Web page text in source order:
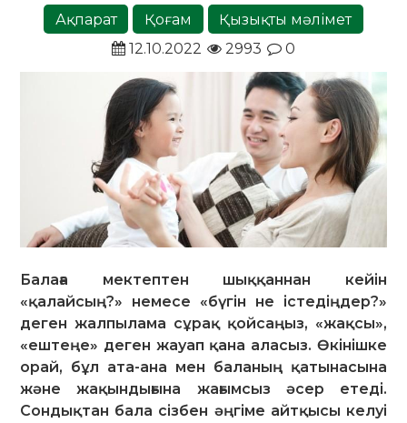
Ақпарат Қоғам
Қызықты мәлімет
12.10.2022
2993 0
Балаға мектептен шыққаннан кейін
«қалайсың?» немесе «бүгін не істедіңдер?»
деген жалпылама сұрақ қойсаңыз, «жақсы»,
«ештеңе» деген жауап қана аласыз. Өкінішке
орай, бұл ата-ана мен баланың қатынасына
және жақындығына жағымсыз әсер етеді.
Сондықтан бала сізбен әңгіме айтқысы келуі